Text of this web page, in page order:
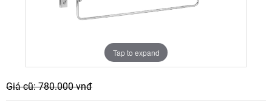
Tap to expand
Giá cũ: 780.000 vnđ